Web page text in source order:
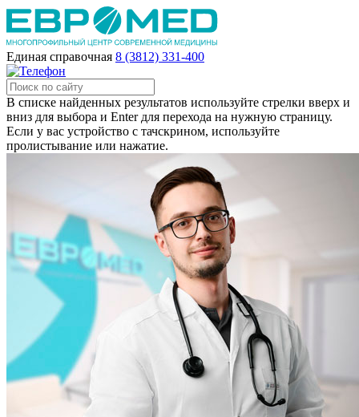
Единая справочная 8 (3812) 331-400
В списке найденных результатов используйте стрелки вверх и
вниз для выбора и Enter для перехода на нужную страницу.
Если у вас устройство с тачскрином, используйте
пролистывание или нажатие.